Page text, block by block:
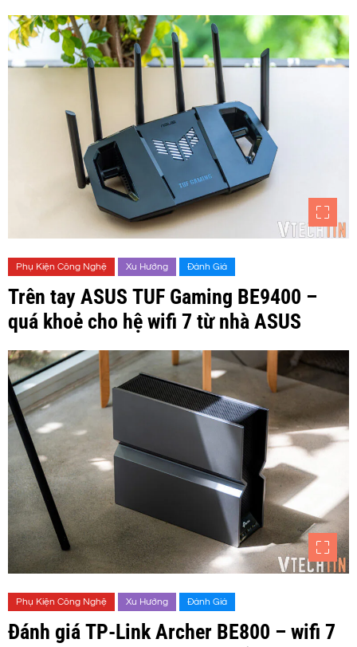
Phụ Kiện Công Nghệ Xu Hướng Đánh Giá
Trên tay ASUS TUF Gaming BE9400 –
quá khoẻ cho hệ wifi 7 từ nhà ASUS
Phụ Kiện Công Nghệ Xu Hướng Đánh Giá
Đánh giá TP-Link Archer BE800 – wifi 7